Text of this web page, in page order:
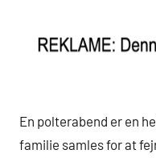
En polterabend er en
familie samles for at